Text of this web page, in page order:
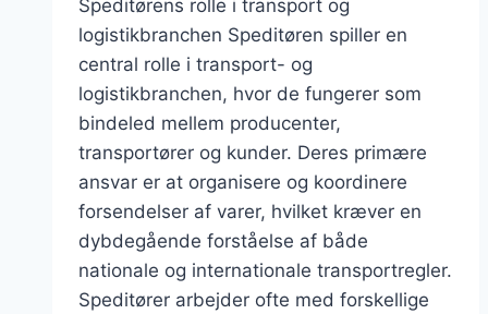
Speditørens rolle i transport og
logistikbranchen Speditøren spiller en
central rolle i transport- og
logistikbranchen, hvor de fungerer som
bindeled mellem producenter,
transportører og kunder. Deres primære
ansvar er at organisere og koordinere
forsendelser af varer, hvilket kræver en
dybdegående forståelse af både
nationale og internationale transportregler.
Speditører arbejder ofte med forskellige